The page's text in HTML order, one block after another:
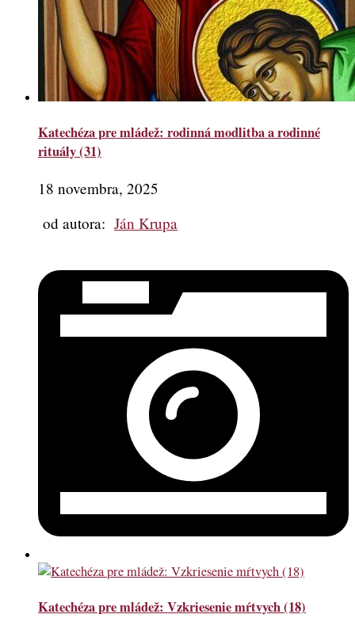
Katechéza pre mládež: rodinná modlitba a rodinné
rituály (31)
18 novembra, 2025
od autora: Ján Krupa
Katechéza pre mládež: Vzkriesenie mŕtvych (18)